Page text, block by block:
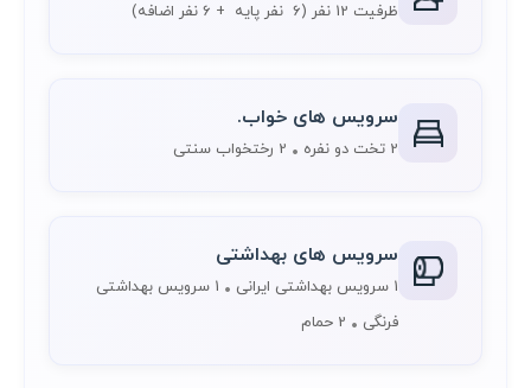
ظرفیت 12 نفر (6 نفر پایه + 6 نفر اضافه)
سرویس های خواب.
2 تخت دو نفره 2 رختخواب سنتی
سرویس های بهداشتی
1 سرویس بهداشتی ایرانی
1 سرویس بهداشتی
فرنگی
2 حمام